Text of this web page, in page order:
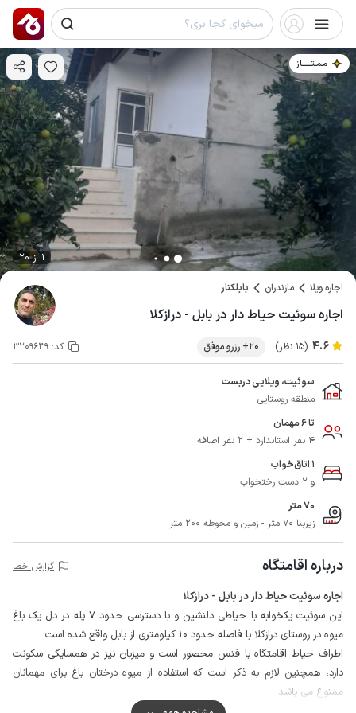
مـمـتــــــاز
1 از 20
اجاره ویلا مازندران بابلکنار
اجاره سوئیت حیاط دار در بابل - درازکلا
4.6 (15 نظر) 20+ رزرو موفق کد: 3209639
سوئیت، ویلایی دربست
منطقه روستایی
تا 6 مهمان
4 نفر استاندارد + 2 نفر اضافه
1 اتاق‌خواب
و 2 دست رختخواب
70 متر
زیربنا 70 متر - زمین و محوطه 200 متر
درباره اقامتگاه گزارش خطا
اجاره سوئیت حیاط دار در بابل - درازکلا
این سوئیت یکخوابه با حیاطی دلنشین و با دسترسی حدود 7 پله در دل یک باغ
میوه در روستای درازکلا با فاصله حدود 10 کیلومتری از بابل واقع شده است.
اطراف حیاط اقامتگاه با فنس محصور است و میزبان نیز در همسایگی سکونت
دارد، همچنین لازم به ذکر است که استفاده از میوه درختان باغ برای مهمانان
ممنوع می باشد.